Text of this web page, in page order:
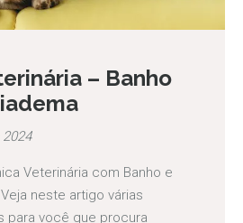
– Banho
2024
Veterinária com Banho e
neste artigo várias
para você que procura